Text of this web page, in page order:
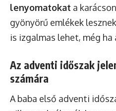
lenyomatokat a
gyönyörű emlékek
is izgalmas lehet, még ha
Az adventi időszak
számára
A baba első adventi